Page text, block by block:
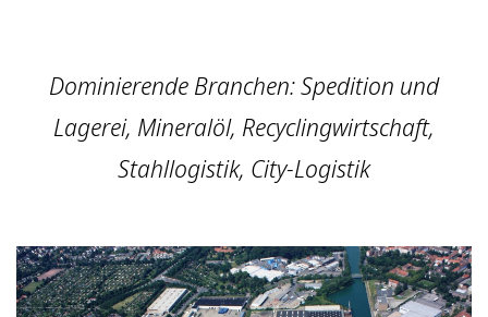
Dominierende Branchen: Spedition und
Lagerei, Mineralöl, Recyclingwirtschaft,
Stahllogistik, City-Logistik